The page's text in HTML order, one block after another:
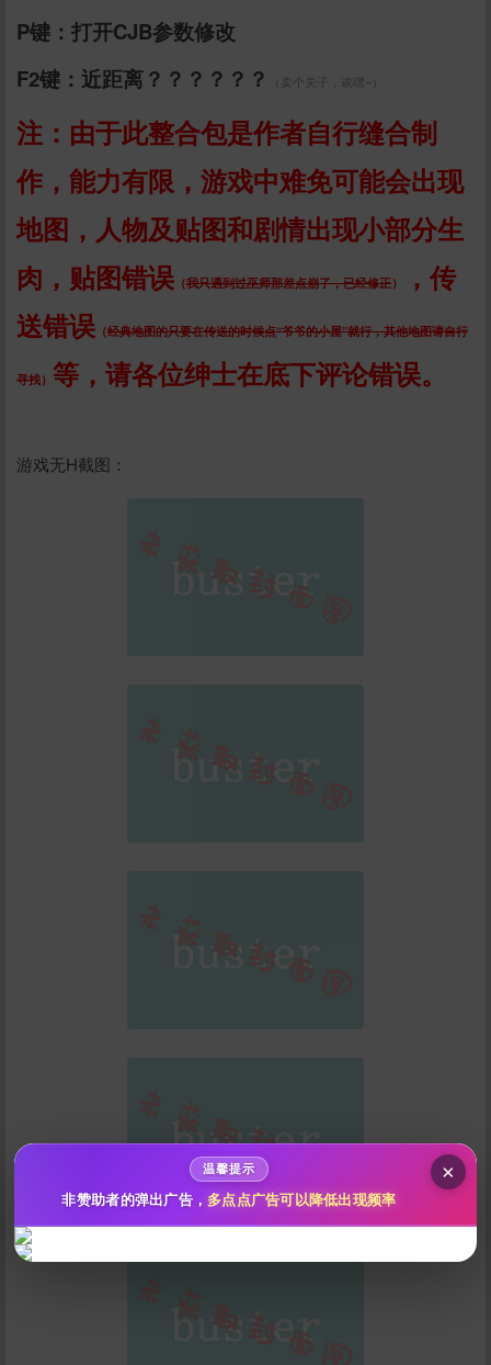
P键：打开CJB参数修改
F2键：近距离？？？？？？
（卖个关子，诶嘿~）
注：由于此整合包是作者自行缝合制
作，能力有限，游戏中难免可能会出现
地图，人物及贴图和剧情出现小部分生
肉，贴图错误 （我只遇到过巫师那差点崩了，已经修正）
，传
送错误 （经典地图的只要在传送的时候点“爷爷的小屋”就行，其他地图请自行
寻找） 等 ，请各位绅士在底下评论错误。
游戏无H截图：
×
温馨提示
非赞助者的弹出广告， 多点点广告可以降低出现频率